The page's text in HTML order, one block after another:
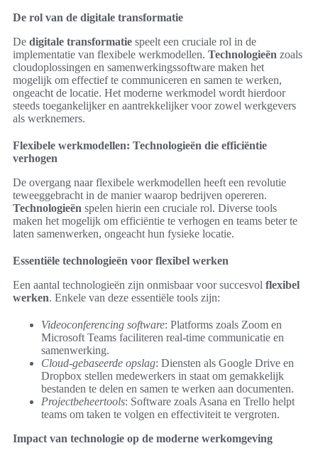
De rol van de digitale transformatie
De digitale transformatie speelt een cruciale rol in de
implementatie van flexibele werkmodellen. Technologieën zoals
cloudoplossingen en samenwerkingssoftware maken het
mogelijk om effectief te communiceren en samen te werken,
ongeacht de locatie. Het moderne werkmodel wordt hierdoor
steeds toegankelijker en aantrekkelijker voor zowel werkgevers
als werknemers.
Flexibele werkmodellen: Technologieën die efficiëntie
verhogen
De overgang naar flexibele werkmodellen heeft een revolutie
teweeggebracht in de manier waarop bedrijven opereren.
Technologieën spelen hierin een cruciale rol. Diverse tools
maken het mogelijk om efficiëntie te verhogen en teams beter te
laten samenwerken, ongeacht hun fysieke locatie.
Essentiële technologieën voor flexibel werken
Een aantal technologieën zijn onmisbaar voor succesvol flexibel
werken. Enkele van deze essentiële tools zijn:
Videoconferencing software: Platforms zoals Zoom en
Microsoft Teams faciliteren real-time communicatie en
samenwerking.
Cloud-gebaseerde opslag: Diensten als Google Drive en
Dropbox stellen medewerkers in staat om gemakkelijk
bestanden te delen en samen te werken aan documenten.
Projectbeheertools: Software zoals Asana en Trello helpt
teams om taken te volgen en effectiviteit te vergroten.
Impact van technologie op de moderne werkomgeving